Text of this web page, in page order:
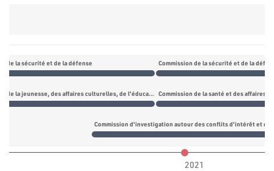
de la sécurité et de la défense Commission de la sécurité et de la
Commission de la jeunesse, des affaires culturelles, de l'éducation et de la recherche scientifique Commission de la santé et des affaires
Commission d'investigation autour des conflits d'intérêt et
2021